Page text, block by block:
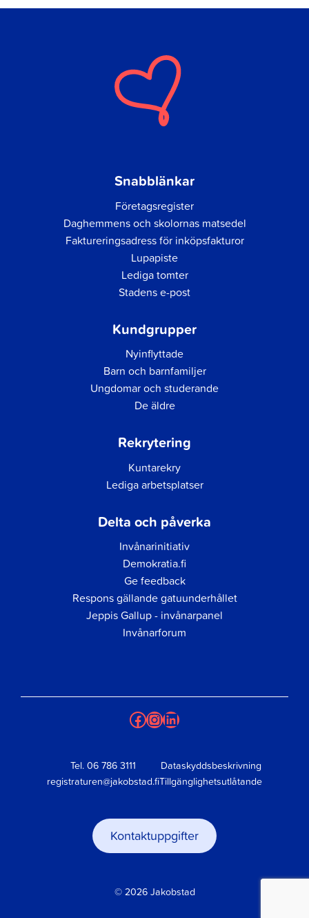
Snabblänkar
Företagsregister
Daghemmens och skolornas matsedel
Faktureringsadress för inköpsfakturor
Lupapiste
Lediga tomter
Stadens e-post
Kundgrupper
Nyinflyttade
Barn och barnfamiljer
Ungdomar och studerande
De äldre
Rekrytering
Kuntarekry
Lediga arbetsplatser
Delta och påverka
Invånarinitiativ
Demokratia.fi
Ge feedback
Respons gällande gatuunderhållet
Jeppis Gallup - invånarpanel
Invånarforum
Facebook
Instagram
LinkedIn
Tel. 06 786 3111
registraturen@jakobstad.fi
Dataskyddsbeskrivning
Tillgänglighetsutlåtande
Kontaktuppgifter
© 2026 Jakobstad